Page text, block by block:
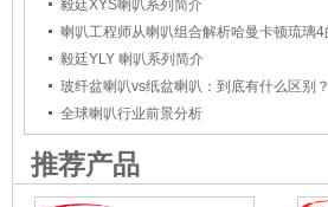
毅廷XYS喇叭系列简介
毅廷YLY 喇叭系列简介
玻纤盆喇叭vs纸盆喇叭：到底有什么区别？
全球喇叭行业前景分析
推荐产品